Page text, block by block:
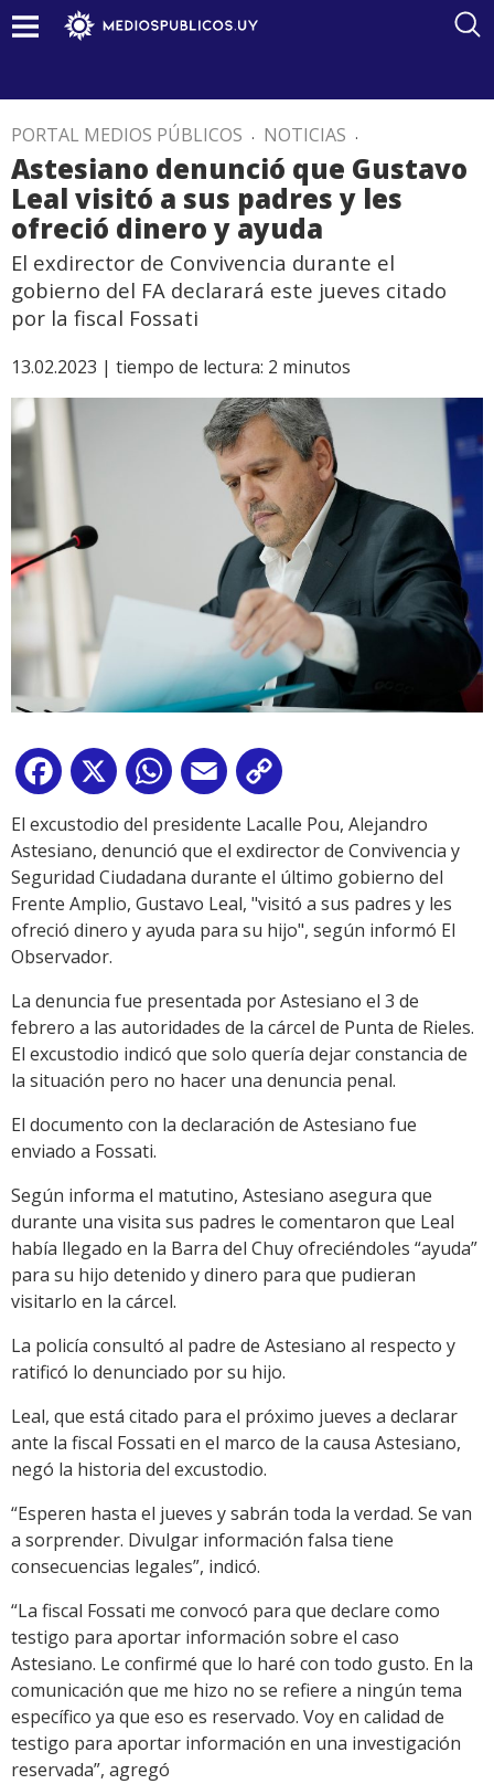
PORTAL MEDIOS PÚBLICOS . NOTICIAS .
Astesiano denunció que Gustavo
Leal visitó a sus padres y les
ofreció dinero y ayuda
El exdirector de Convivencia durante el
gobierno del FA declarará este jueves citado
por la fiscal Fossati
13.02.2023 | tiempo de lectura: 2 minutos
Facebook
X WhatsApp
Email
Link
El excustodio del presidente Lacalle Pou, Alejandro
Astesiano, denunció que el exdirector de Convivencia y
Seguridad Ciudadana durante el último gobierno del
Frente Amplio, Gustavo Leal, "visitó a sus padres y les
ofreció dinero y ayuda para su hijo", según informó El
Observador.
La denuncia fue presentada por Astesiano el 3 de
febrero a las autoridades de la cárcel de Punta de Rieles.
El excustodio indicó que solo quería dejar constancia de
la situación pero no hacer una denuncia penal.
El documento con la declaración de Astesiano fue
enviado a Fossati.
Según informa el matutino, Astesiano asegura que
durante una visita sus padres le comentaron que Leal
había llegado en la Barra del Chuy ofreciéndoles “ayuda”
para su hijo detenido y dinero para que pudieran
visitarlo en la cárcel.
La policía consultó al padre de Astesiano al respecto y
ratificó lo denunciado por su hijo.
Leal, que está citado para el próximo jueves a declarar
ante la fiscal Fossati en el marco de la causa Astesiano,
negó la historia del excustodio.
“Esperen hasta el jueves y sabrán toda la verdad. Se van
a sorprender. Divulgar información falsa tiene
consecuencias legales”, indicó.
“La fiscal Fossati me convocó para que declare como
testigo para aportar información sobre el caso
Astesiano. Le confirmé que lo haré con todo gusto. En la
comunicación que me hizo no se refiere a ningún tema
específico ya que eso es reservado. Voy en calidad de
testigo para aportar información en una investigación
reservada”, agregó